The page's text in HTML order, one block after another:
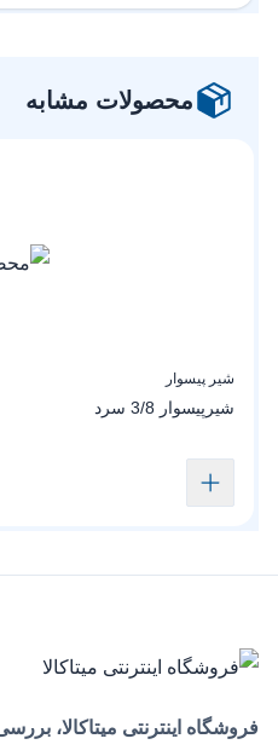
محصولات مشابه
شیر پیسوار
شیرپیسوار 3/8 سرد
فروشگاه اینترنتی میتاکالا،